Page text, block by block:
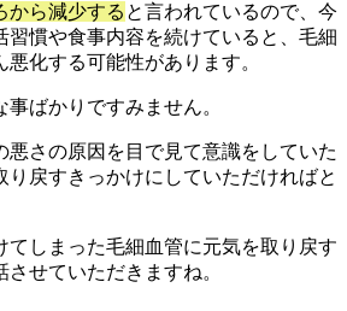
から減少する と言われているので、今
習慣や食事内容を続けていると、毛細
化する可能性があります。
ばかりですみません。
悪さの原因を目で見て意識をしていた
り戻すきっかけにしていただければと
てしまった毛細血管に元気を取り戻す
せていただきますね。